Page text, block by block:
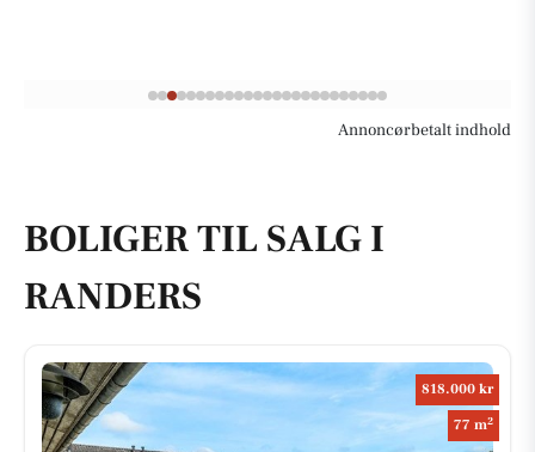
Annoncørbetalt indhold
BOLIGER TIL SALG I
RANDERS
818.000 kr
77 m2